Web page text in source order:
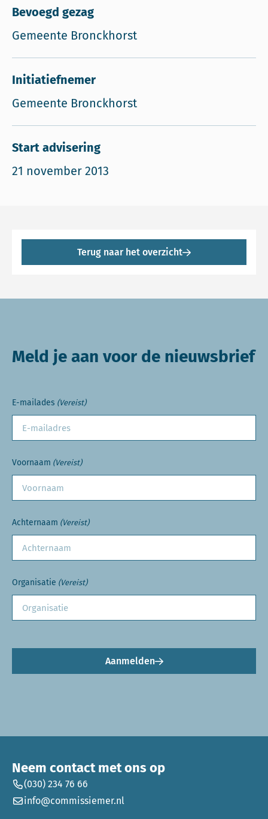
Bevoegd gezag
Gemeente Bronckhorst
Initiatiefnemer
Gemeente Bronckhorst
Start advisering
21 november 2013
Terug naar het overzicht
Meld je aan voor de nieuwsbrief
E-mailades (Vereist)
Voornaam (Vereist)
Achternaam (Vereist)
Organisatie (Vereist)
Aanmelden
Neem contact met ons op
(030) 234 76 66
info@commissiemer.nl